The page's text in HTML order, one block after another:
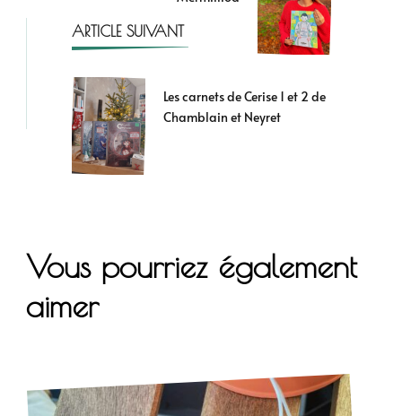
ARTICLE SUIVANT
Les carnets de Cerise 1 et 2 de
Chamblain et Neyret
Vous pourriez également
aimer